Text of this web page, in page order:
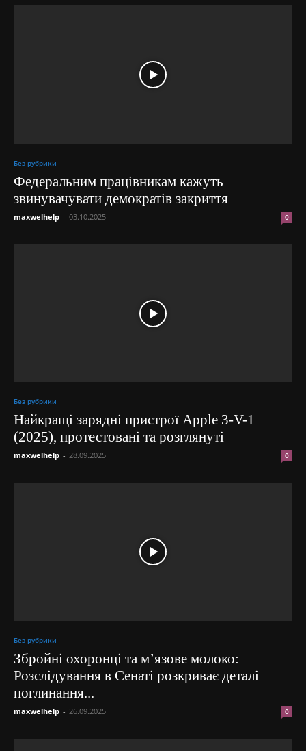
Без рубрики
Федеральним працівникам кажуть
звинувачувати демократів закриття
maxwelhelp - 03.10.2025 0
Без рубрики
Найкращі зарядні пристрої Apple 3-V-1
(2025), протестовані та розглянуті
maxwelhelp - 28.09.2025 0
Без рубрики
Збройні охоронці та м’язове молоко:
Розслідування в Сенаті розкриває деталі
поглинання...
maxwelhelp - 26.09.2025 0